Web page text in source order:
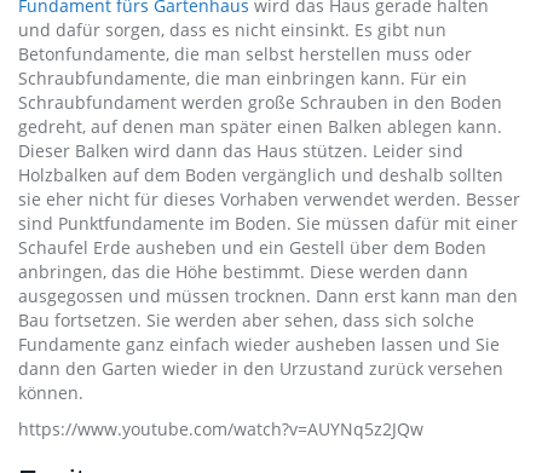
Fundament fürs Gartenhaus wird das Haus gerade halten
und dafür sorgen, dass es nicht einsinkt. Es gibt nun
Betonfundamente, die man selbst herstellen muss oder
Schraubfundamente, die man einbringen kann. Für ein
Schraubfundament werden große Schrauben in den Boden
gedreht, auf denen man später einen Balken ablegen kann.
Dieser Balken wird dann das Haus stützen. Leider sind
Holzbalken auf dem Boden vergänglich und deshalb sollten
sie eher nicht für dieses Vorhaben verwendet werden. Besser
sind Punktfundamente im Boden. Sie müssen dafür mit einer
Schaufel Erde ausheben und ein Gestell über dem Boden
anbringen, das die Höhe bestimmt. Diese werden dann
ausgegossen und müssen trocknen. Dann erst kann man den
Bau fortsetzen. Sie werden aber sehen, dass sich solche
Fundamente ganz einfach wieder ausheben lassen und Sie
dann den Garten wieder in den Urzustand zurück versehen
können.
https://www.youtube.com/watch?v=AUYNq5z2JQw